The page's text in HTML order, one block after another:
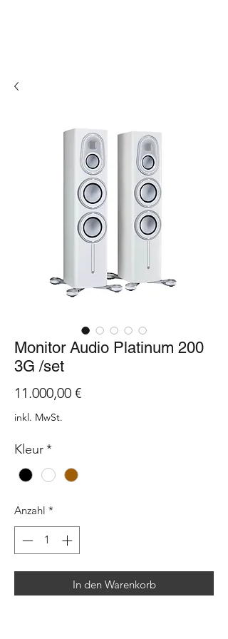
Monitor Audio Platinum 200
3G /set
11.000,00 €Preis
inkl. MwSt.
Kleur*
Anzahl *
In den Warenkorb